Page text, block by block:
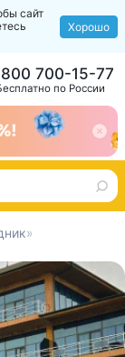
сайт
Хорошо
по России
700-15-77